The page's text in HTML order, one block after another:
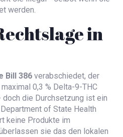
werden.
in
Bill 386 verabschiedet, der
0,3 % Delta-9-THC
die Durchsetzung ist ein
of State Health
keine Produkte im
sie das den lokalen